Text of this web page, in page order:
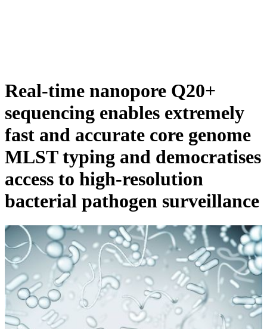
Real-time nanopore Q20+
sequencing enables extremely
fast and accurate core genome
MLST typing and democratises
access to high-resolution
bacterial pathogen surveillance